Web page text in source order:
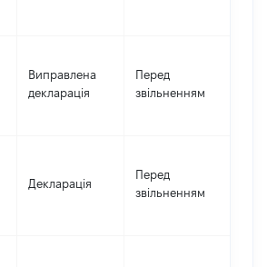
Виправлена
декларація
Перед
звільненням
Декларація
Перед
звільненням